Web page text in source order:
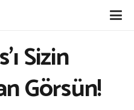
Sizin
Görsün!